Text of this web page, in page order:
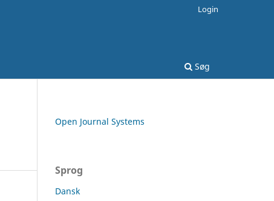
Søg
Login
Open Journal Systems
Sprog
Dansk